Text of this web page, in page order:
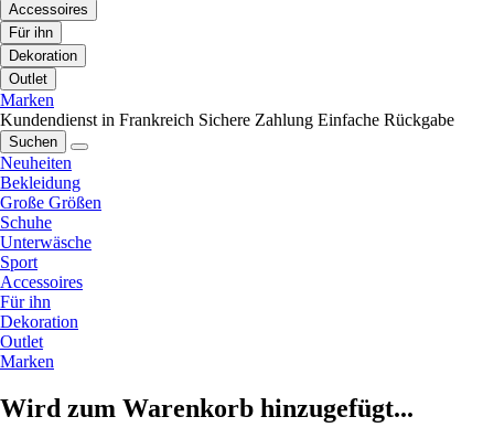
Accessoires
Für ihn
Dekoration
Outlet
Marken
Kundendienst in Frankreich Sichere Zahlung Einfache Rückgabe
Suchen
Neuheiten
Bekleidung
Große Größen
Schuhe
Unterwäsche
Sport
Accessoires
Für ihn
Dekoration
Outlet
Marken
Wird zum Warenkorb hinzugefügt...